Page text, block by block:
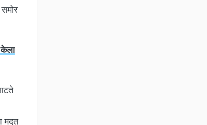
समोर
मदत